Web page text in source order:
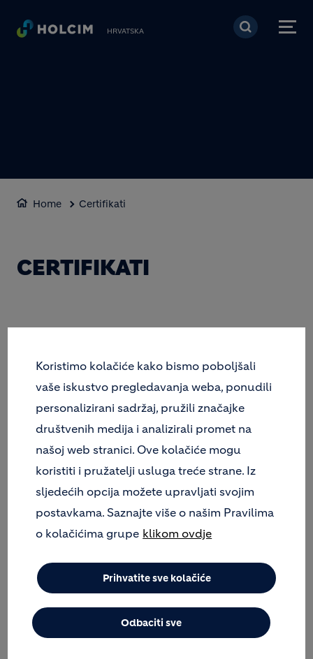
Skoči na glavni sadržaj
HRVATSKA
Home Certifikati
CERTIFIKATI
certificiran je - čime se potvrđuje da su primijenjene
provjeru stalnosti svojstava opisane u normama
HRN EN 206:2016 i HRN 1128:2007, u skladu sa
sustavom 2+.
Kontrola tvorničke proizvodnje ispunjava sve
propisane zahtjeve:
Certifikat za tvornicu betona Karlovac
Certifikat za tvornicu betona Kukuljanovo
Certifikat za tvornicu betona Lučko
Svaki tip projektiranog betona jedinstvene oznake
posjeduje vlastitu Izjavu o svojstvima koja se izdaje
u skladu sa Zakonom o građevnim proizvodima
(NN 76/13, 30/14, 130/17, 39/19 i 118/20)
ISO CERTIFIKATI
Koristimo kolačiće kako bismo poboljšali
vaše iskustvo pregledavanja weba, ponudili
personalizirani sadržaj, pružili značajke
društvenih medija i analizirali promet na
našoj web stranici. Ove kolačiće mogu
koristiti i pružatelji usluga treće strane. Iz
sljedećih opcija možete upravljati svojim
postavkama. Saznajte više o našim Pravilima
o kolačićima grupe klikom ovdje
Prihvatite sve kolačiće
Odbaciti sve